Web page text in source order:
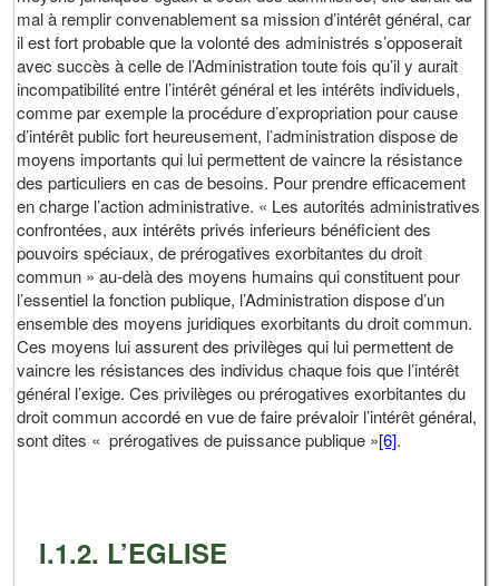
mal à remplir convenablement sa mission d’intérêt général, car
il est fort probable que la volonté des administrés s’opposerait
avec succès à celle de l’Administration toute fois qu’il y aurait
incompatibilité entre l’intérêt général et les intérêts individuels,
comme par exemple la procédure d’expropriation pour cause
d’intérêt public fort heureusement, l’administration dispose de
moyens importants qui lui permettent de vaincre la résistance
des particuliers en cas de besoins. Pour prendre efficacement
en charge l’action administrative. « Les autorités administratives
confrontées, aux intérêts privés inferieurs bénéficient des
pouvoirs spéciaux, de prérogatives exorbitantes du droit
commun » au-delà des moyens humains qui constituent pour
l’essentiel la fonction publique, l’Administration dispose d’un
ensemble des moyens juridiques exorbitants du droit commun.
Ces moyens lui assurent des privilèges qui lui permettent de
vaincre les résistances des individus chaque fois que l’intérêt
général l’exige. Ces privilèges ou prérogatives exorbitantes du
droit commun accordé en vue de faire prévaloir l’intérêt général,
sont dites « prérogatives de puissance publique »[6].
I.1.2. L’EGLISE